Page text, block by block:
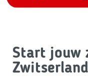
Start jouw
Zwitserland